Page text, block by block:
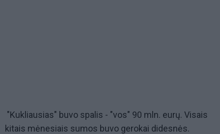
"Kukliausias" buvo spalis - "vos" 90 mln. eurų. Visais
kitais mėnesiais sumos buvo gerokai didesnės.